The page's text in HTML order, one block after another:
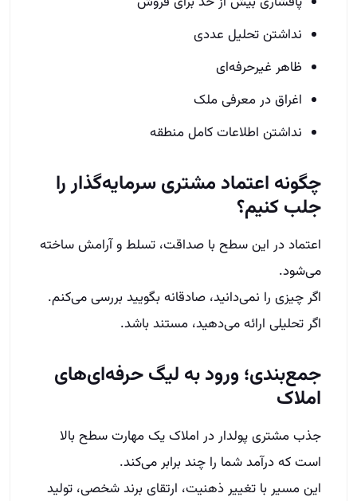
نداشتن تحلیل عددی
ظاهر غیرحرفه‌ای
اغراق در معرفی ملک
نداشتن اطلاعات کامل منطقه
چگونه اعتماد مشتری سرمایه‌گذار را
جلب کنیم؟
اعتماد در این سطح با صداقت، تسلط و آرامش ساخته
می‌شود.
اگر چیزی را نمی‌دانید، صادقانه بگویید بررسی می‌کنم.
اگر تحلیلی ارائه می‌دهید، مستند باشد.
جمع‌بندی؛ ورود به لیگ حرفه‌ای‌های
املاک
جذب مشتری پولدار در املاک یک مهارت سطح بالا
است که درآمد شما را چند برابر می‌کند.
این مسیر با تغییر ذهنیت، ارتقای برند شخصی، تولید